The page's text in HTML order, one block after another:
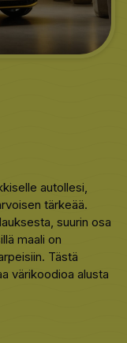
autollesi,
tärkeää.
suurin osa
maali on
Tästä
värikoodioa alusta